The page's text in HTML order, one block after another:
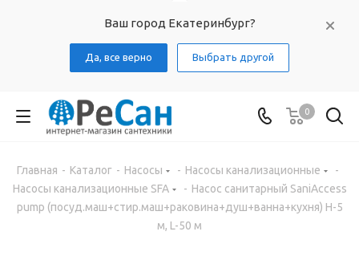
Ваш город Екатеринбург?
Да, все верно Выбрать другой
0
Главная - Каталог - Насосы - Насосы канализационные
-
Насосы канализационные SFA
- Насос санитарный SaniAccess
pump (посуд.маш+стир.маш+раковина+душ+ванна+кухня) H-5
м, L-50 м